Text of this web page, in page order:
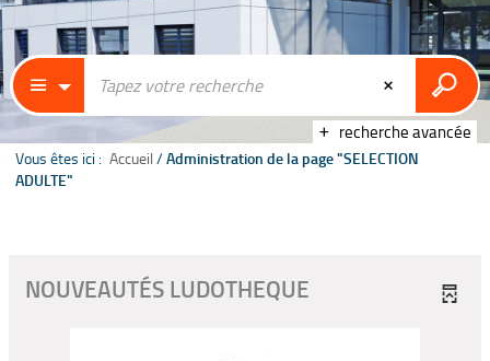
recherche avancée
Vous êtes ici : Accueil /Administration de la page "SELECTION
ADULTE"
NOUVEAUTÉS LUDOTHEQUE